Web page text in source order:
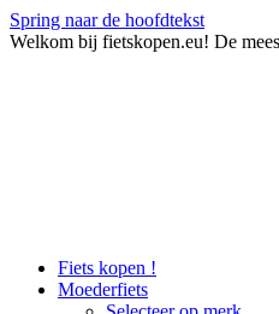
Spring naar de hoofdtekst
Welkom bij fietskopen.eu! De
Fiets kopen !
Moederfiets